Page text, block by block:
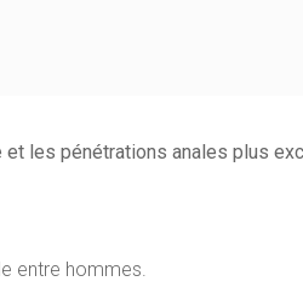
les pénétrations anales plus
entre hommes.